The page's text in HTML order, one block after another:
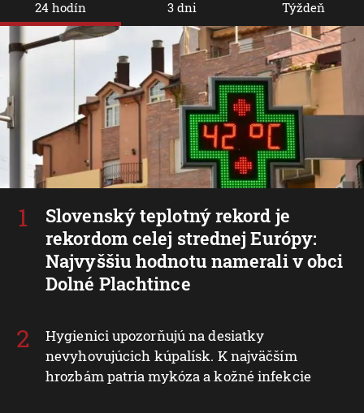
24 hodín
Slovenský teplotný rekord je
rekordom celej strednej Európy:
Najvyššiu hodnotu namerali v obci
Dolné Plachtince
Hygienici upozorňujú na desiatky
nevyhovujúcich kúpalísk. K najväčším
hrozbám patria mykóza a kožné infekcie
3 dni Týždeň